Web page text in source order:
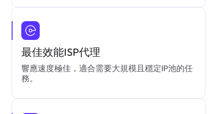
最佳效能ISP代理
響應速度極佳，適合需要大規模且穩定IP池的任
務。